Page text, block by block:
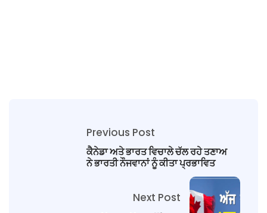
Previous Post
ਕੈਨੇਡਾ ਅਤੇ ਭਾਰਤ ਵਿਚਾਲੇ ਚੱਲ ਰਹੇ ਤਣਾਅ
ਨੇ ਭਾਰਤੀ ਨੌਜਵਾਨਾਂ ਨੂੰ ਕੀਤਾ ਪ੍ਰਭਾਵਿਤ
Next Post